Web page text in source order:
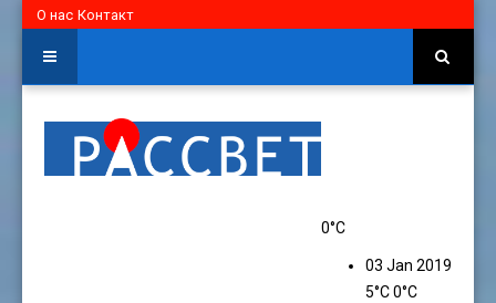
О нас Контакт
0°C
03 Jan 2019
5°C0°C